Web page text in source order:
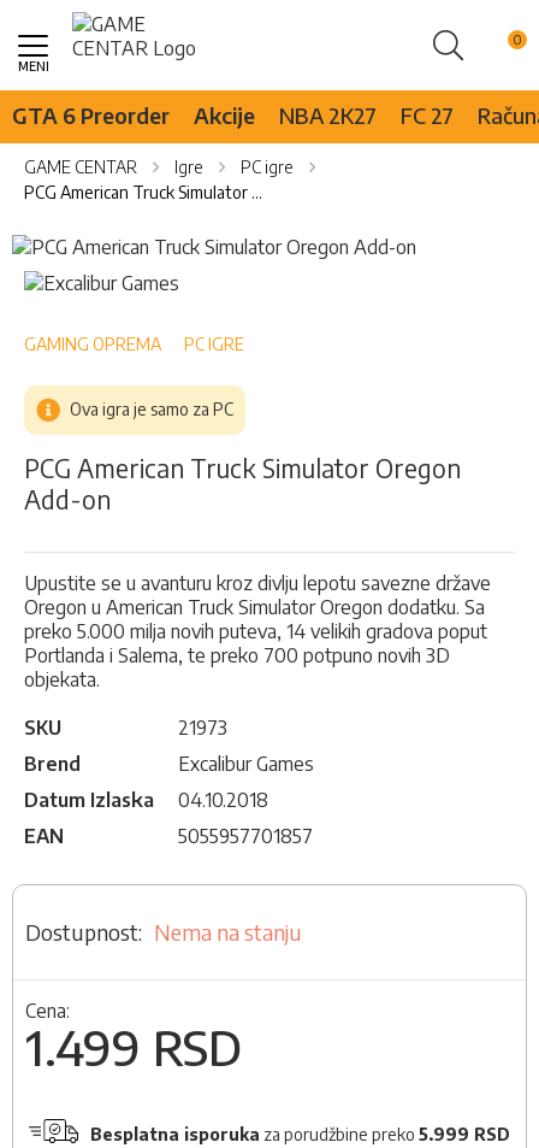
Pretraži
Skip
Content
GTA 6 Preorder Akcije NBA 2K27 FC 27
GAME CENTAR Igre
PC igre
PCG American Truck Simulator Oregon Add-on
Skip
to
the
of
images
gallery
Skip
to
beginning
the
images
gallery
GAMING OPREMA PC IGRE
Ova igra je samo za PC
PCG American Truck Simulator Oregon
Add-on
Upustite se u avanturu kroz divlju lepotu savezne države
Oregon u American Truck Simulator Oregon dodatku. Sa
preko 5.000 milja novih puteva, 14 velikih gradova poput
Portlanda i Salema, te preko 700 potpuno novih 3D
objekata.
SKU
21973
Brend
Excalibur Games
Datum Izlaska
04.10.2018
EAN
5055957701857
Nema na stanju
Cena:
1.499 RSD
Besplatna isporuka za porudžbine preko 5.999 RSD